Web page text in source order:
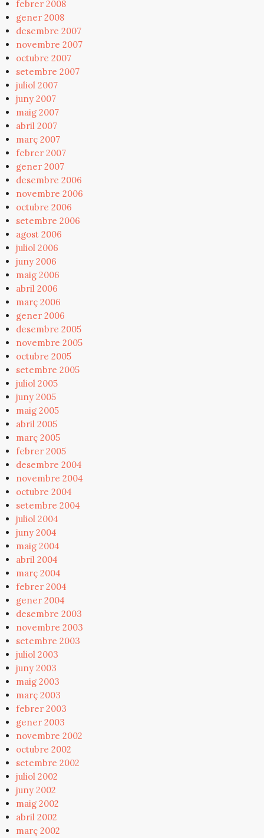
febrer 2008
gener 2008
desembre 2007
novembre 2007
octubre 2007
setembre 2007
juliol 2007
juny 2007
maig 2007
abril 2007
març 2007
febrer 2007
gener 2007
desembre 2006
novembre 2006
octubre 2006
setembre 2006
agost 2006
juliol 2006
juny 2006
maig 2006
abril 2006
març 2006
gener 2006
desembre 2005
novembre 2005
octubre 2005
setembre 2005
juliol 2005
juny 2005
maig 2005
abril 2005
març 2005
febrer 2005
desembre 2004
novembre 2004
octubre 2004
setembre 2004
juliol 2004
juny 2004
maig 2004
abril 2004
març 2004
febrer 2004
gener 2004
desembre 2003
novembre 2003
setembre 2003
juliol 2003
juny 2003
maig 2003
març 2003
febrer 2003
gener 2003
novembre 2002
octubre 2002
setembre 2002
juliol 2002
juny 2002
maig 2002
abril 2002
març 2002